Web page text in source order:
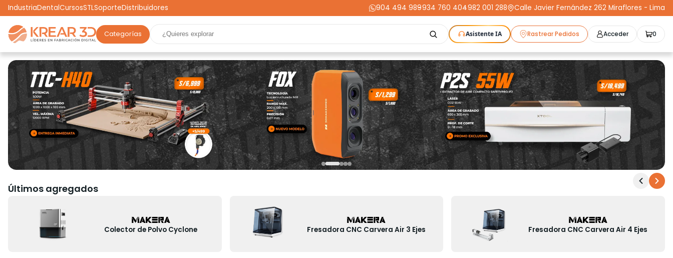
IndustriaDentalCursosSTLSoporteDistribuidores 904 494 989
-934 760 404
-982 001 288 Calle Javier Fernández 262 Miraflores - Lima
Categorías Asistente IA Rastrear Pedidos Acceder 0
Marcas Impresoras 3D Filamentos Resinas Repuestos Upgrades Herramientas Acabados Cortadoras Láser Plotters CNC Escáneres 3D
Moldeo
Robótica
Scooters Drones Realidad Virtual Gaming Energía Dental Industria Liquidaciones
K3D
Protect+
Compra Segura Cursos
STL
PRIME
Últimos agregados
Colector de Polvo Cyclone Fresadora CNC Carvera Air 3 Ejes Fresadora CNC Carvera Air 4 Ejes